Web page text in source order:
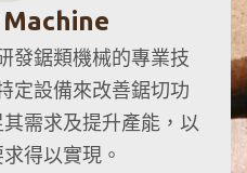
發鋸類機械的專業技
定設備來改善鋸切功
需求及提升產能，以
得以實現。